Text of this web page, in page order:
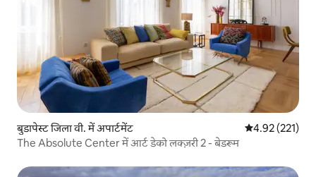
बुडापेस्ट जिला वी. में अपार्टमेंट औसत रेटिंग 5 में से
4.92 (221)
The Absolute Center में आर्ट डेको लक्ज़री 2 - बेडरूम